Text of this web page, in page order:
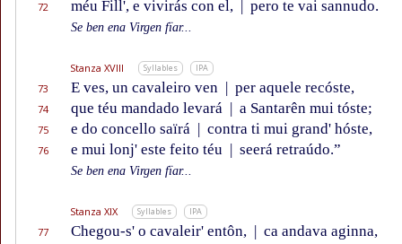
72 méu Fill', e vivirás con el, pero te vai sannudo.
Se ben ena Virgen fïar...
Stanza XVIII Syllables IPA
73 E ves, un cavaleiro ven | per aquele recóste,
74 que téu mandado levará | a Santarên mui tóste;
75 e do concello saïrá | contra ti mui grand' hóste,
76 e mui lonj' este feito téu | seerá retraúdo.”
Se ben ena Virgen fïar...
Stanza XIX Syllables IPA
77 Chegou-s' o cavaleir' entôn, | ca andava aginna,